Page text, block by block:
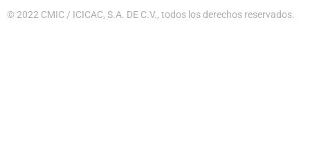
© 2022 CMIC / ICICAC, S.A. DE C.V., todos los derechos reservados.